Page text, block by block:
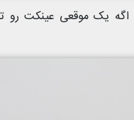
یک موقعی عینکت رو